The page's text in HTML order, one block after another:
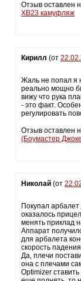
Отзыв оставлен
XB23 камуфляж
Кирилл (от
Жаль не попал я
реально мощно
вижу что рука
- это факт.
регулировать
Отзыв оставлен
(Боумастер
Николай (от
Покупал
оказалось
менять приклад
Аппарат
для арбалета
скорость
Да, плечи
она с плечами
Optimizer